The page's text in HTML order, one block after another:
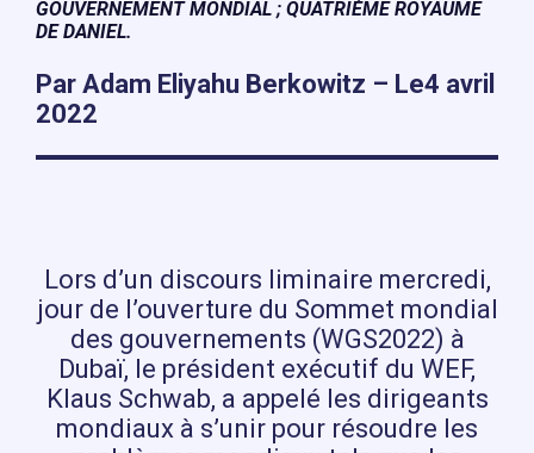
GOUVERNEMENT MONDIAL ; QUATRIÈME ROYAUME
DE DANIEL.
Par Adam Eliyahu Berkowitz – Le4 avril
2022
Lors d’un discours liminaire mercredi,
jour de l’ouverture du Sommet mondial
des gouvernements (WGS2022) à
Dubaï, le président exécutif du WEF,
Klaus Schwab, a appelé les dirigeants
mondiaux à s’unir pour résoudre les